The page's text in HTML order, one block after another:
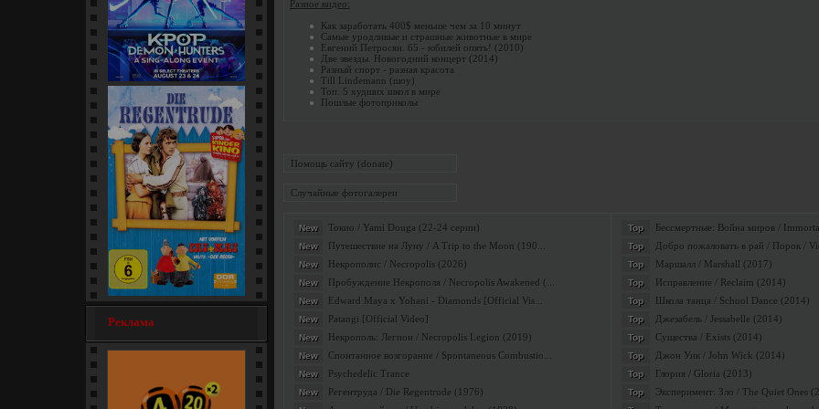
Кей-поп-охотницы на демонов
/ KPop Demon... [мультфильм]
Регентруда / Die Regentrude
(1976) [семейный]
Реклама
Разное видео:
Как заработать 400$ меньше чем за 10 минут
Самые уродливые и страшные животные в мире
Евгений Петросян. 65 - юбилей опять! (2010)
Две звезды. Новогодний концерт (2014)
Разный спорт - разная красота
Till Lindemann (шоу)
Топ. 5 худших школ в мире
Пошлые фотоприколы
Помощь сайту (donate)
Случайные фотогалереи
New Токио / Yami Douga (22-24 серии)
New Путешествие на Луну / A Trip to the Moon (190...
New Некрополис / Necropolis (2026)
New Пробуждение Некрополя / Necropolis Awakened (...
New Edward Maya x Yohani - Diamonds [Official Vis...
New Patangi [Official Video]
New Некрополь: Легион / Necropolis Legion (2019)
New Спонтанное возгорание / Spontaneous Combustio...
New Psychedelic Trance
New Регентруда / Die Regentrude (1976)
Top Бессмертные: Война миров /
Top Добро пожаловать в рай / Порок /
Top Маршалл / Marshall (2017)
Top Исправление / Reclaim (2014)
Top Школа танца / School Dance (2014)
Top Джезабель / Jessabelle (2014)
Top Существа / Exists (2014)
Top Джон Уик / John Wick (2014)
Top Глория / Gloria (2013)
Top Эксперимент: Зло / The Quiet Ones